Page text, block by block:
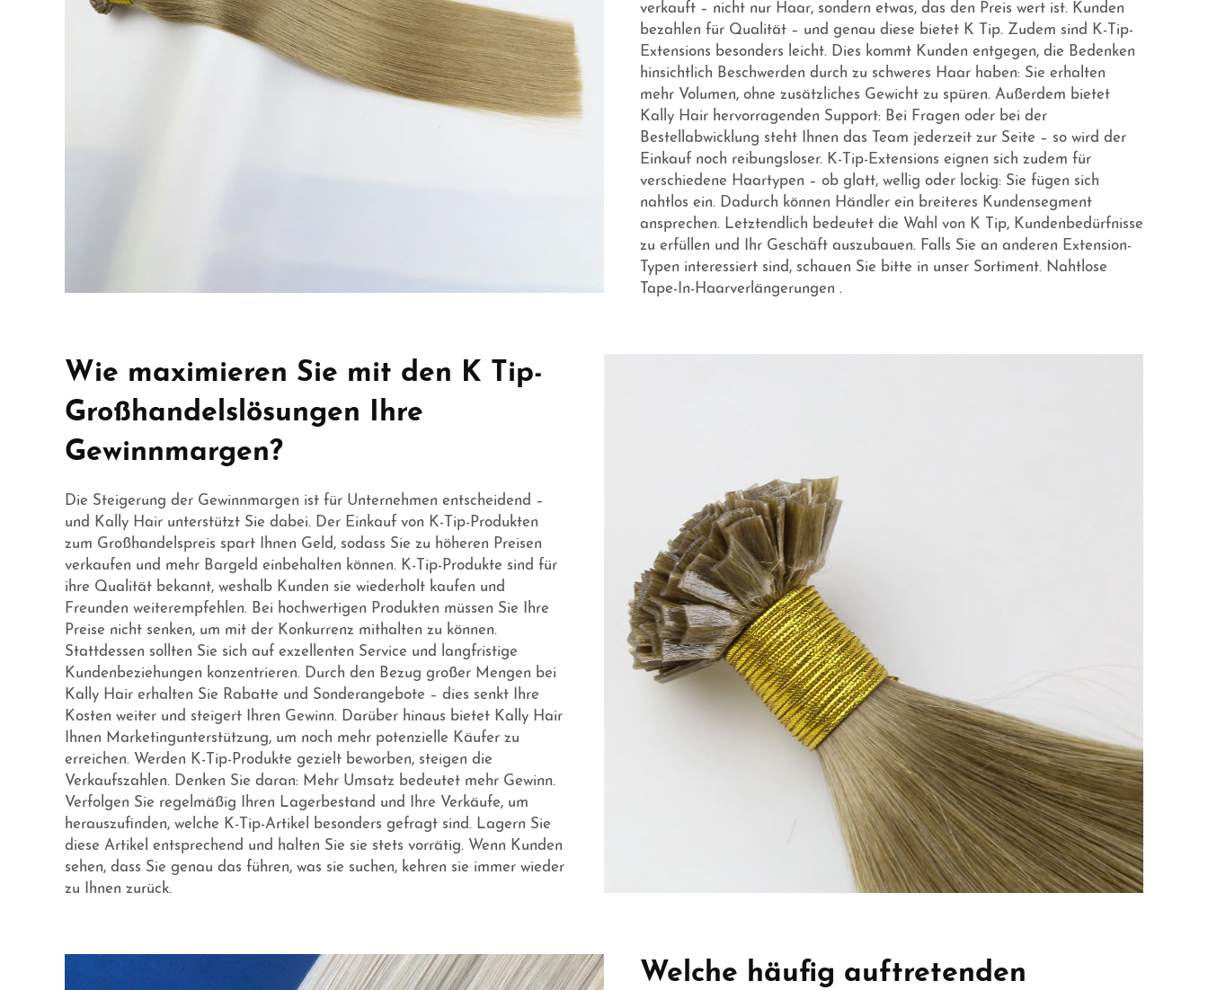
verkauft – nicht nur Haar, sondern etwas, das den Preis wert ist. Kunden
bezahlen für Qualität – und genau diese bietet K Tip. Zudem sind K-Tip-
Extensions besonders leicht. Dies kommt Kunden entgegen, die Bedenken
hinsichtlich Beschwerden durch zu schweres Haar haben: Sie erhalten
mehr Volumen, ohne zusätzliches Gewicht zu spüren. Außerdem bietet
Kally Hair hervorragenden Support: Bei Fragen oder bei der
Bestellabwicklung steht Ihnen das Team jederzeit zur Seite – so wird der
Einkauf noch reibungsloser. K-Tip-Extensions eignen sich zudem für
verschiedene Haartypen – ob glatt, wellig oder lockig: Sie fügen sich
nahtlos ein. Dadurch können Händler ein breiteres Kundensegment
ansprechen. Letztendlich bedeutet die Wahl von K Tip, Kundenbedürfnisse
zu erfüllen und Ihr Geschäft auszubauen. Falls Sie an anderen Extension-
Typen interessiert sind, schauen Sie bitte in unser Sortiment. Nahtlose
Tape-In-Haarverlängerungen .
Wie maximieren Sie mit den K Tip-
Großhandelslösungen Ihre
Gewinnmargen?
Die Steigerung der Gewinnmargen ist für Unternehmen entscheidend –
und Kally Hair unterstützt Sie dabei. Der Einkauf von K-Tip-Produkten
zum Großhandelspreis spart Ihnen Geld, sodass Sie zu höheren Preisen
verkaufen und mehr Bargeld einbehalten können. K-Tip-Produkte sind für
ihre Qualität bekannt, weshalb Kunden sie wiederholt kaufen und
Freunden weiterempfehlen. Bei hochwertigen Produkten müssen Sie Ihre
Preise nicht senken, um mit der Konkurrenz mithalten zu können.
Stattdessen sollten Sie sich auf exzellenten Service und langfristige
Kundenbeziehungen konzentrieren. Durch den Bezug großer Mengen bei
Kally Hair erhalten Sie Rabatte und Sonderangebote – dies senkt Ihre
Kosten weiter und steigert Ihren Gewinn. Darüber hinaus bietet Kally Hair
Ihnen Marketingunterstützung, um noch mehr potenzielle Käufer zu
erreichen. Werden K-Tip-Produkte gezielt beworben, steigen die
Verkaufszahlen. Denken Sie daran: Mehr Umsatz bedeutet mehr Gewinn.
Verfolgen Sie regelmäßig Ihren Lagerbestand und Ihre Verkäufe, um
herauszufinden, welche K-Tip-Artikel besonders gefragt sind. Lagern Sie
diese Artikel entsprechend und halten Sie sie stets vorrätig. Wenn Kunden
sehen, dass Sie genau das führen, was sie suchen, kehren sie immer wieder
zu Ihnen zurück.
Welche häufig auftretenden